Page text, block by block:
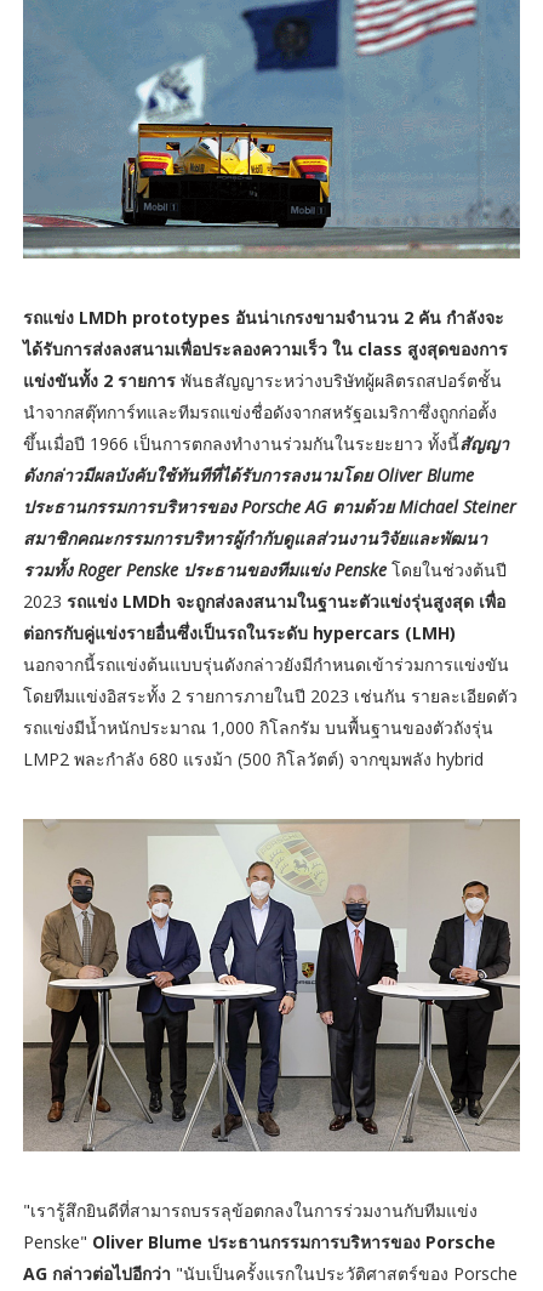
รถแข่ง LMDh prototypes อันน่าเกรงขามจำนวน 2 คัน กำลังจะ
ได้รับการส่งลงสนามเพื่อประลองความเร็ว ใน class สูงสุดของการ
แข่งขันทั้ง 2 รายการพันธสัญญาระหว่างบริษัทผู้ผลิตรถสปอร์ตชั้น
นำจากสตุ๊ทการ์ทและทีมรถแข่งชื่อดังจากสหรัฐอเมริกาซึ่งถูกก่อตั้ง
ขึ้นเมื่อปี 1966 เป็นการตกลงทำงานร่วมกันในระยะยาว ทั้งนี้สัญญา
ดังกล่าวมีผลบังคับใช้ทันทีที่ได้รับการลงนามโดย Oliver Blume
ประธานกรรมการบริหารของ Porsche AG ตามด้วย Michael Steiner
สมาชิกคณะกรรมการบริหารผู้กำกับดูแลส่วนงานวิจัยและพัฒนา
รวมทั้ง Roger Penske ประธานของทีมแข่ง Penskeโดยในช่วงต้นปี
2023 รถแข่ง LMDh จะถูกส่งลงสนามในฐานะตัวแข่งรุ่นสูงสุด เพื่อ
ต่อกรกับคู่แข่งรายอื่นซึ่งเป็นรถในระดับ hypercars (LMH)
นอกจากนี้รถแข่งต้นแบบรุ่นดังกล่าวยังมีกำหนดเข้าร่วมการแข่งขัน
โดยทีมแข่งอิสระทั้ง 2 รายการภายในปี 2023 เช่นกัน รายละเอียดตัว
รถแข่งมีน้ำหนักประมาณ 1,000 กิโลกรัม บนพื้นฐานของตัวถังรุ่น
LMP2 พละกำลัง 680 แรงม้า (500 กิโลวัตต์) จากขุมพลัง hybrid
"เรารู้สึกยินดีที่สามารถบรรลุข้อตกลงในการร่วมงานกับทีมแข่ง
Penske" Oliver Blume ประธานกรรมการบริหารของ Porsche
AG กล่าวต่อไปอีกว่า "นับเป็นครั้งแรกในประวัติศาสตร์ของ Porsche